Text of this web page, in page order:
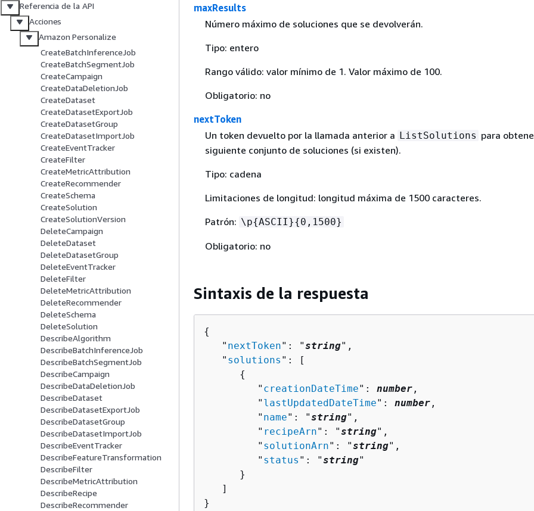
Referencia de la API
Acciones
Amazon Personalize
CreateBatchInferenceJob
CreateBatchSegmentJob
CreateCampaign
CreateDataDeletionJob
CreateDataset
CreateDatasetExportJob
CreateDatasetGroup
CreateDatasetImportJob
CreateEventTracker
CreateFilter
CreateMetricAttribution
CreateRecommender
CreateSchema
CreateSolution
CreateSolutionVersion
DeleteCampaign
DeleteDataset
DeleteDatasetGroup
DeleteEventTracker
DeleteFilter
DeleteMetricAttribution
DeleteRecommender
DeleteSchema
DeleteSolution
DescribeAlgorithm
DescribeBatchInferenceJob
DescribeBatchSegmentJob
DescribeCampaign
DescribeDataDeletionJob
DescribeDataset
DescribeDatasetExportJob
DescribeDatasetGroup
DescribeDatasetImportJob
DescribeEventTracker
DescribeFeatureTransformation
DescribeFilter
DescribeMetricAttribution
DescribeRecipe
DescribeRecommender
maxResults
Número máximo de soluciones que se devolverán.
Tipo: entero
Rango válido: valor mínimo de 1. Valor máximo de 100.
Obligatorio: no
nextToken
Un token devuelto por la llamada anterior a ListSolutions para
siguiente conjunto de soluciones (si existen).
Tipo: cadena
Limitaciones de longitud: longitud máxima de 1500 caracteres.
Patrón: \p{ASCII}{0,1500}
Obligatorio: no
Sintaxis de la respuesta
{
   "
nextToken": "string",
   "
solutions ": [
{
         "
creationDateTime": number ,
         "
lastUpdatedDateTime": number ,
         "
name": "string",
         "
recipeArn": "string",
         "
solutionArn": "string",
         "
status ": "string"
      }
   ]
}